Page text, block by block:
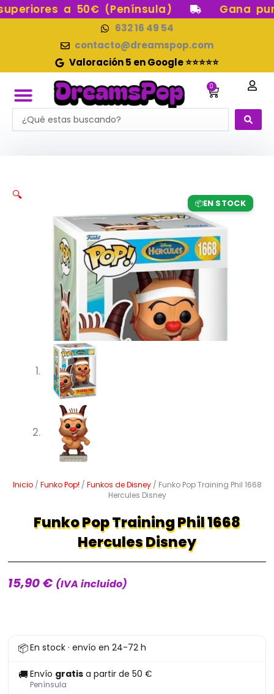
Ir
a 50€ (Península) Gana
632 16 49 54
contacto@dreamspop.com
Valoración 5 en Google ⭐⭐⭐⭐⭐
0
Carrito
Search
...
📦EN STOCK
🔍
Inicio/ Funko Pop! / Funkos de Disney/ Funko Pop Training Phil 1668
Hercules Disney
Funko Pop Training Phil 1668
Hercules Disney
15,90€ (IVA incluido)
📦En stock · envío en 24-72 h
🚚 Envío gratis a partir de 50 €
Península
Pop
Training
Phil